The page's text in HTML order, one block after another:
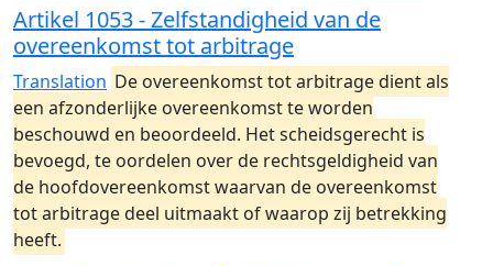
Artikel 1053 - Zelfstandigheid van de
overeenkomst tot arbitrage
Translation De overeenkomst tot arbitrage dient als
een afzonderlijke overeenkomst te worden
beschouwd en beoordeeld. Het scheidsgerecht is
bevoegd, te oordelen over de rechtsgeldigheid van
de hoofdovereenkomst waarvan de overeenkomst
tot arbitrage deel uitmaakt of waarop zij betrekking
heeft.